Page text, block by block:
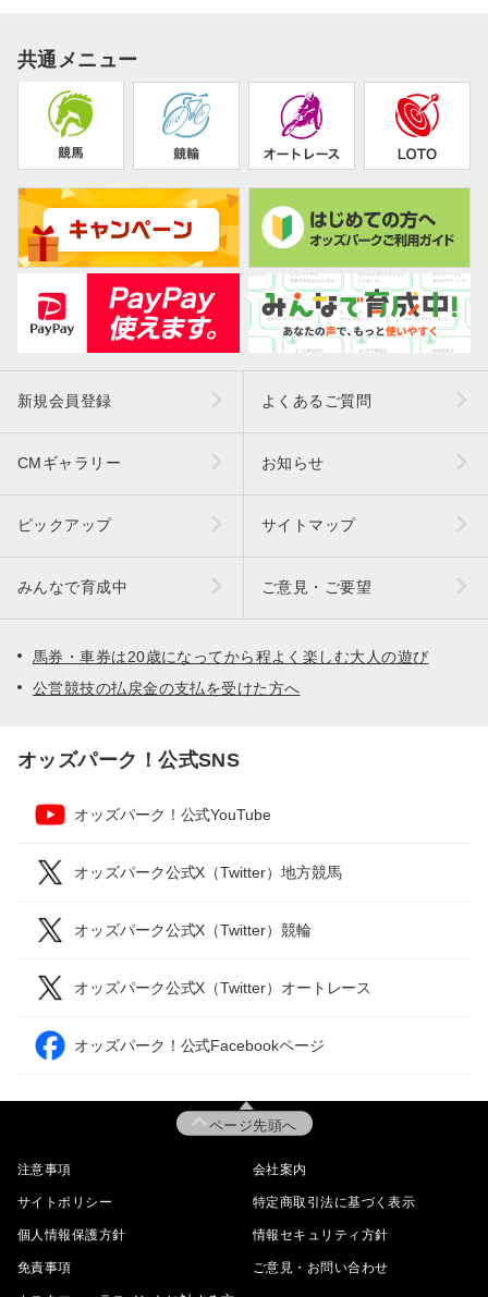
共通メニュー
新規会員登録 よくあるご質問
CMギャラリー お知らせ
ピックアップ サイトマップ
みんなで育成中 ご意見・ご要望
馬券・車券は20歳になってから程よく楽しむ大人の遊び
公営競技の払戻金の支払を受けた方へ
オッズパーク！公式SNS
オッズパーク！公式YouTube
オッズパーク公式X（Twitter）地方競馬
オッズパーク公式X（Twitter）競輪
オッズパーク公式X（Twitter）オートレース
オッズパーク！公式Facebookページ
ページ先頭へ
注意事項 会社案内
サイトポリシー 特定商取引法に基づく表示
個人情報保護方針 情報セキュリティ方針
免責事項 ご意見・お問い合わせ